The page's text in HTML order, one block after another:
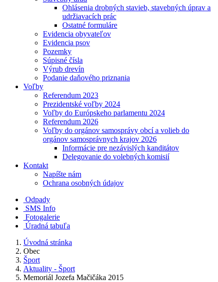
Ohlásenia drobných stavieb, stavebných úprav a
udržiavacích prác
Ostatné formuláre
Evidencia obyvateľov
Evidencia psov
Pozemky
Súpisné čísla
Výrub drevín
Podanie daňového priznania
Voľby
Referendum 2023
Prezidentské voľby 2024
Voľby do Európskeho parlamentu 2024
Referendum 2026
Voľby do orgánov samosprávy obcí a volieb do
orgánov samosprávnych krajov 2026
Informácie pre nezávislých kanditátov
Delegovanie do volebných komisií
Kontakt
Napíšte nám
Ochrana osobných údajov
Odpady
SMS Info
Fotogalerie
Úradná tabuľa
Úvodná stránka
Obec
Šport
Aktuality - Šport
Memoriál Jozefa Mačičáka 2015